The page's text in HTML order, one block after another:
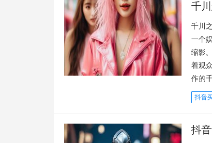
千
千川
一个
缩影
着观
作的
抖音
抖